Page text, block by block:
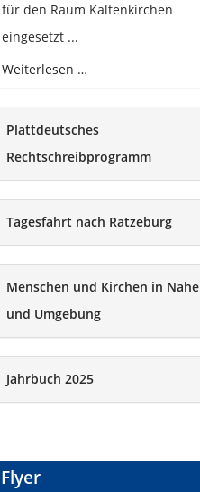
für den Raum Kaltenkirchen
eingesetzt ...
Weiterlesen …
Plattdeutsches
Rechtschreibprogramm
Tagesfahrt nach Ratzeburg
Menschen und Kirchen in Nahe
und Umgebung
Jahrbuch 2025
Flyer